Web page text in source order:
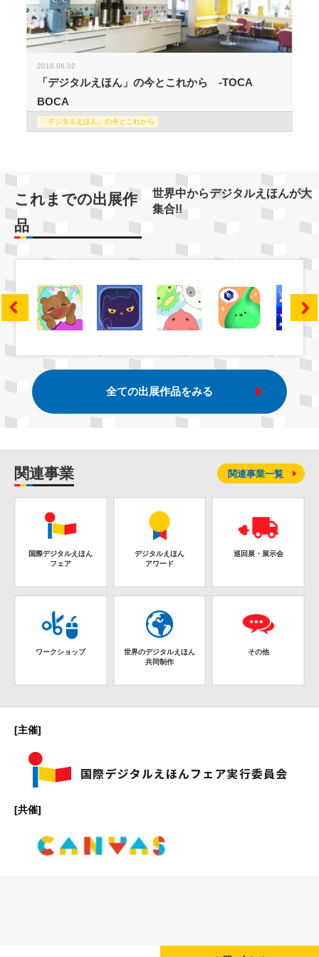
2016.06.02
「デジタルえほん」の今とこれから -TOCA
BOCA
「デジタルえほん」の今とこれから
これまでの出展作
品
世界中からデジタルえほんが大
集合!!
全ての出展作品をみる
関連事業
国際デジタルえほん
フェア
デジタルえほん
アワード
巡回展・展示会
ワークショップ
世界のデジタルえほん
共同制作
その他
関連事業一覧
[主催]
[共催]